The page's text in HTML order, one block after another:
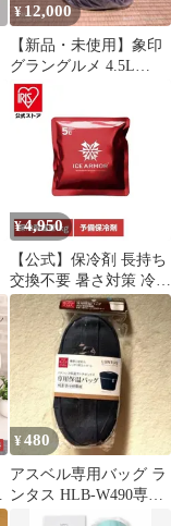
¥12,000
【新品・未使用】象印
グラングルメ 4.5L
SNA-B45-XA
¥4,950
【公式】保冷剤 長持ち
交換不要 暑さ対策 冷却
効果 アイスアーマー 保
冷 大容量 短時間冷凍
冷凍短縮 ICE ARMOR
用特殊保冷剤 1kg
¥480
アスベル専用バッグ ラ
ンタス HLB-W490専用
保温バッグ ネイビー